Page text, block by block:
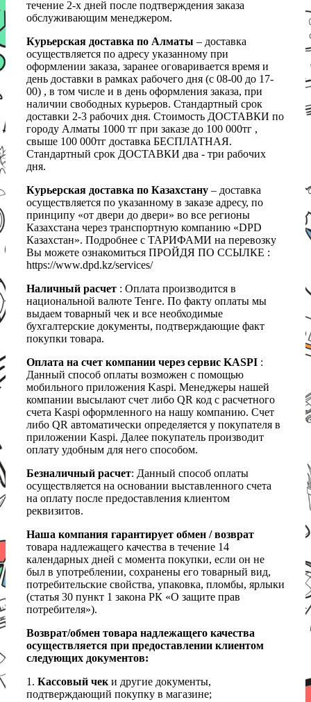
течение 2-х дней после подтверждения заказа
обслуживающим менеджером.
Курьерская доставка по Алматы – доставка
осуществляется по адресу указанному при
оформлении заказа, заранее оговаривается время и
день доставки в рамках рабочего дня (с 08-00 до 17-
00) , в том числе и в день оформления заказа, при
наличии свободных курьеров. Стандартный срок
доставки 2-3 рабочих дня. Стоимость ДОСТАВКИ по
городу Алматы 1000 тг при заказе до 100 000тг ,
свыше 100 000тг доставка БЕСПЛАТНАЯ.
Стандартный срок ДОСТАВКИ два - три рабочих
дня.
Курьерская доставка по Казахстану – доставка
осуществляется по указанному в заказе адресу, по
принципу «от двери до двери» во все регионы
Казахстана через транспортную компанию «DPD
Казахстан». Подробнее с ТАРИФАМИ на перевозку
Вы можете ознакомиться ПРОЙДЯ ПО ССЫЛКЕ :
https://www.dpd.kz/services/
Наличный расчет : Оплата производится в
национальной валюте Тенге. По факту оплаты мы
выдаем товарный чек и все необходимые
бухгалтерские документы, подтверждающие факт
покупки товара.
Оплата на счет компании через сервис KASPI :
Данный способ оплаты возможен с помощью
мобильного приложения Kaspi. Менеджеры нашей
компании высылают счет либо QR код с расчетного
счета Kaspi оформленного на нашу компанию. Счет
либо QR автоматически определяется у покупателя в
приложении Kaspi. Далее покупатель производит
оплату удобным для него способом.
Безналичный расчет: Данный способ оплаты
осуществляется на основании выставленного счета
на оплату после предоставления клиентом
реквизитов.
Наша компания гарантирует обмен / возврат
товара надлежащего качества в течение 14
календарных дней с момента покупки, если он не
был в употреблении, сохранены его товарный вид,
потребительские свойства, упаковка, пломбы, ярлыки
(статья 30 пункт 1 закона РК «О защите прав
потребителя»).
Возврат/обмен товара надлежащего качества
осуществляется при предоставлении клиентом
следующих документов:
1. Кассовый чеки другие документы,
подтверждающий покупку в магазине;